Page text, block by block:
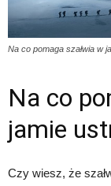
Na co pomaga szałwia w
Na co
jamie
Czy wiesz, że